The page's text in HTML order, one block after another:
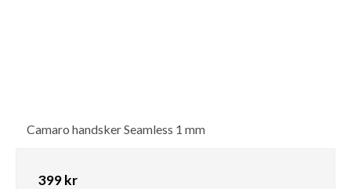
Camaro handsker Seamless 1 mm
399 kr